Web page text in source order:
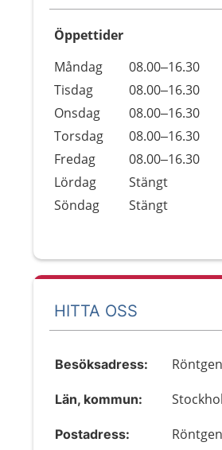
Öppettider
Dag
Öppettider
Kommentarer
Måndag
08.00–16.30
Tisdag
08.00–16.30
Onsdag
08.00–16.30
Torsdag
08.00–16.30
Fredag
08.00–16.30
Lördag
Stängt
Söndag
Stängt
HITTA OSS
Besöksadress:
Län, kommun:
Postadress: